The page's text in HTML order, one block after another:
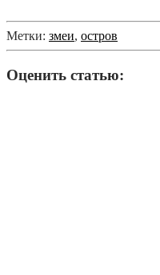
Метки: змеи, остров
Оценить статью: